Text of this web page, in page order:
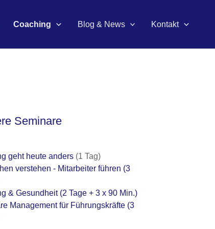
Coaching Blog & News Kontakt
Seminare
geht heute anders (1 Tag)
verstehen - Mitarbeiter führen (3
& Gesundheit(2 Tage + 3 x 90 Min.)
Management für Führungskräfte (3